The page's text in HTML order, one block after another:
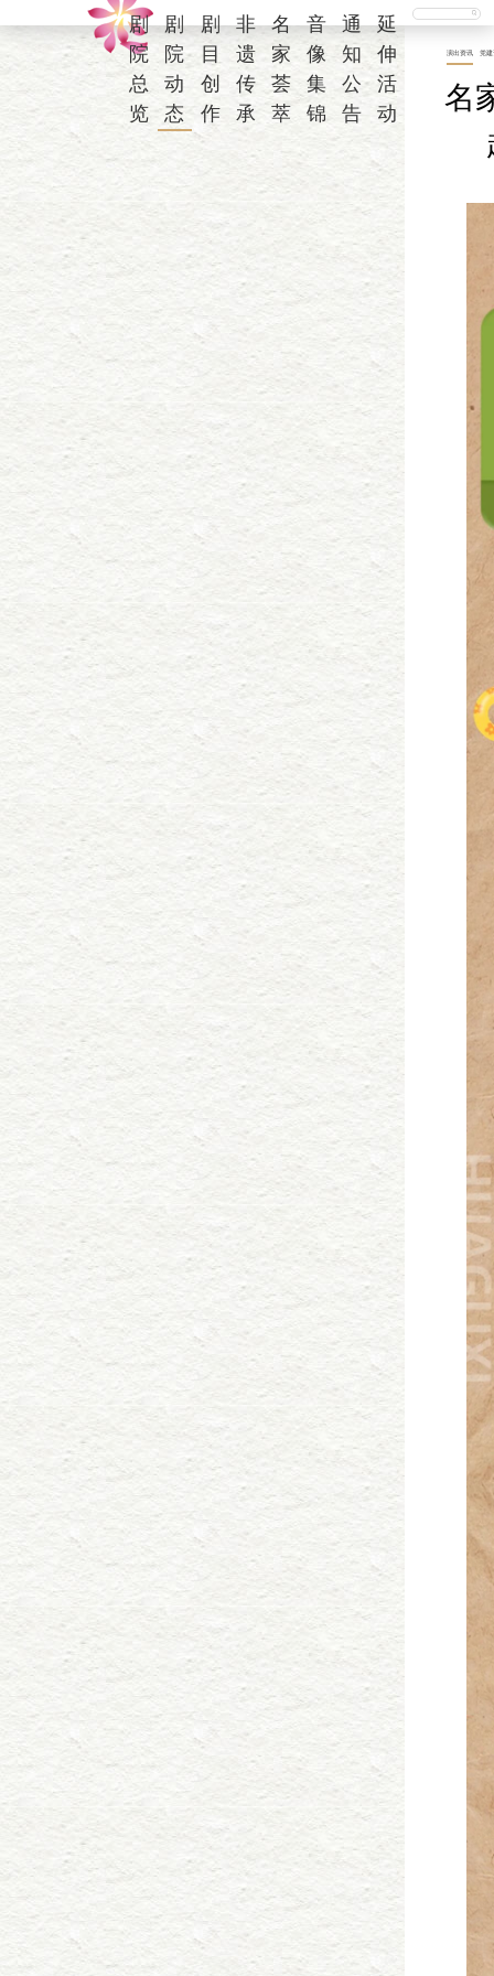
剧
院
总
览
剧
院
动
态
剧
目
创
作
非
遗
传
承
名
家
荟
萃
音
像
集
锦
通
知
公
告
延
伸
活
动
演出资讯 党建
名